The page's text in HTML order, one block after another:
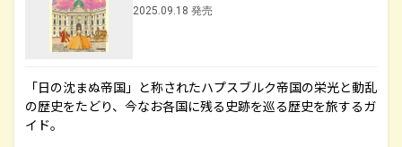
2025.09.18 発売
「日の沈まぬ帝国」と称されたハプスブルク帝国の栄光と動乱
の歴史をたどり、今なお各国に残る史跡を巡る歴史を旅するガ
イド。